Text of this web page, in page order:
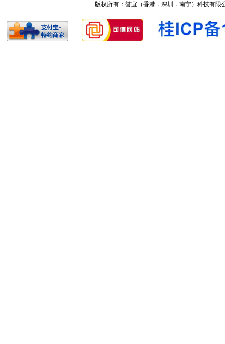
版权所有：誉宜（香港．深圳．南宁）科技有